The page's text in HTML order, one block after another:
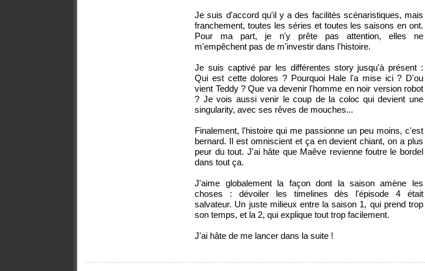
Je suis d'accord qu'il y a des facilités scénaristiques, mais
franchement, toutes les séries et toutes les saisons en ont.
Pour ma part, je n'y prête pas attention, elles ne
m'empêchent pas de m'investir dans l'histoire.
Je suis captivé par les différentes story jusqu'à présent :
Qui est cette dolores ? Pourquoi Hale l'a mise ici ? D'ou
vient Teddy ? Que va devenir l'homme en noir version robot
? Je vois aussi venir le coup de la coloc qui devient une
singularity, avec ses rêves de mouches...
Finalement, l'histoire qui me passionne un peu moins, c'est
bernard. Il est omniscient et ça en devient chiant, on a plus
peur du tout. J'ai hâte que Maêve revienne foutre le bordel
dans tout ça.
J'aime globalement la façon dont la saison amène les
choses : dévoiler les timelines dès l'épisode 4 était
salvateur. Un juste milieux entre la saison 1, qui prend trop
son temps, et la 2, qui explique tout trop facilement.
J'ai hâte de me lancer dans la suite !